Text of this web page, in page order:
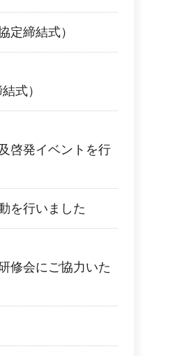
定締結式）
式）
啓発イベントを行
を行いました
修会にご協力いた